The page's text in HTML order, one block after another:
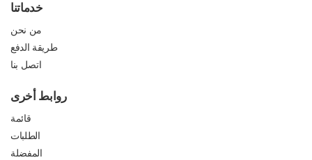
خدماتنا
من نحن
طريقة الدفع
اتصل بنا
روابط أخرى
قائمة
الطلبات
المفضلة